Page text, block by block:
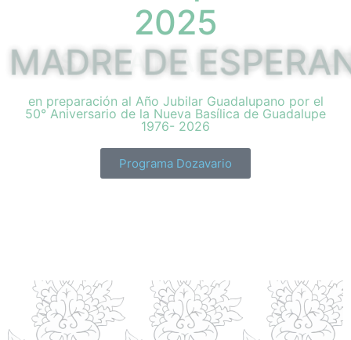
2025
MADRE DE
en preparación al Año Jubilar Guadalupano por el
50° Aniversario de la Nueva Basílica de Guadalupe
1976- 2026
Programa Dozavario